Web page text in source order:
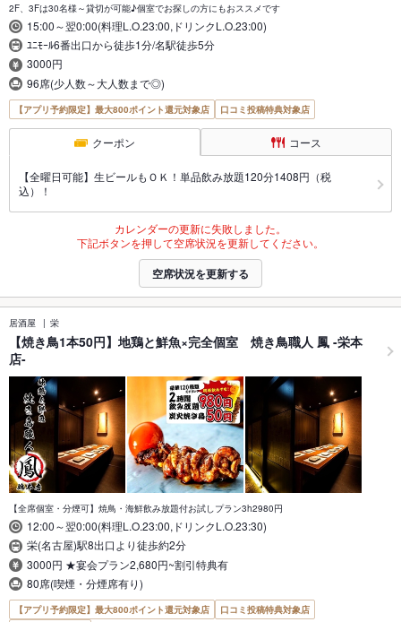
2F、3Fは30名様～貸切が可能♪個室でお探しの方にもおススメです
15:00～翌0:00(料理L.O.23:00,ドリンクL.O.23:00)
ﾕﾆﾓｰﾙ6番出口から徒歩1分/名駅徒歩5分
3000円
96席(少人数～大人数まで◎)
【アプリ予約限定】最大800ポイント還元対象店 口コミ投稿特典対象店
クーポン コース
【全曜日可能】生ビールもＯＫ！単品飲み放題120分1408円（税
込）！
カレンダーの更新に失敗しました。
下記ボタンを押して空席状況を更新してください。
空席状況を更新する
居酒屋 栄
【焼き鳥1本50円】地鶏と鮮魚×完全個室 焼き鳥職人 鳳 -栄本
店-
【全席個室・分煙可】焼鳥・海鮮飲み放題付お試しプラン3h2980円
12:00～翌0:00(料理L.O.23:00,ドリンクL.O.23:30)
栄(名古屋)駅8出口より徒歩約2分
3000円 ★宴会プラン2,680円~割引特典有
80席(喫煙・分煙席有り)
【アプリ予約限定】最大800ポイント還元対象店
口コミ投稿特典対象店